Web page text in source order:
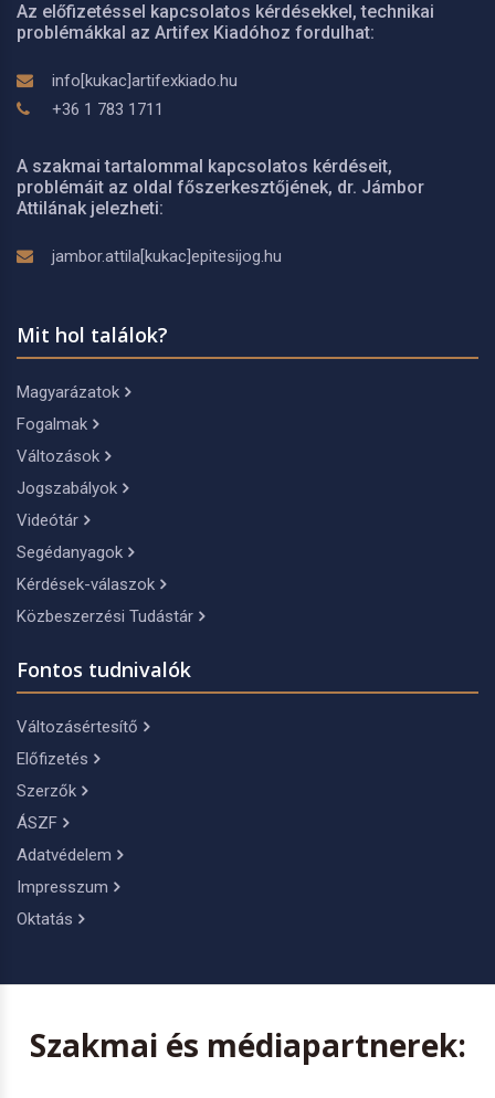
Az előfizetéssel kapcsolatos kérdésekkel, technikai
problémákkal az Artifex Kiadóhoz fordulhat:
info[kukac]artifexkiado.hu
+36 1 783 1711
A szakmai tartalommal kapcsolatos kérdéseit,
problémáit az oldal főszerkesztőjének, dr. Jámbor
Attilának jelezheti:
jambor.attila[kukac]epitesijog.hu
Mit hol találok?
Magyarázatok
Fogalmak
Változások
Jogszabályok
Videótár
Segédanyagok
Kérdések-válaszok
Közbeszerzési Tudástár
Fontos tudnivalók
Változásértesítő
Előfizetés
Szerzők
ÁSZF
Adatvédelem
Impresszum
Oktatás
Szakmai és médiapartnerek: